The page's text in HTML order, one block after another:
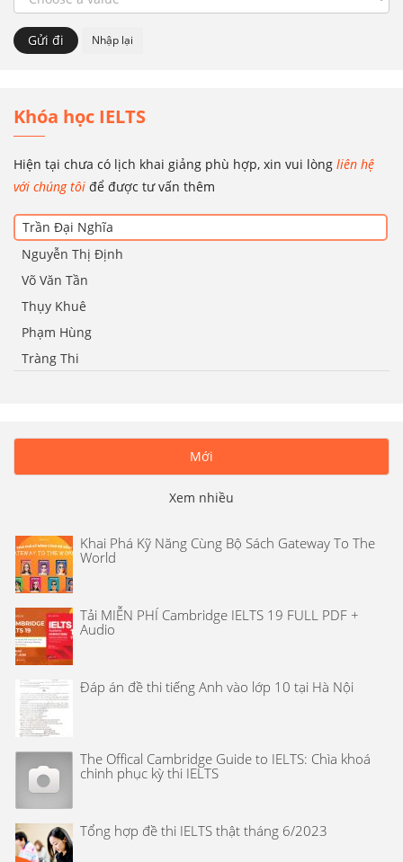
Khóa học IELTS
Hiện tại chưa có lịch khai giảng phù hợp, xin vui lòng liên hệ
với chúng tôi để được tư vấn thêm
Trần Đại Nghĩa
Nguyễn Thị Định
Võ Văn Tần
Thụy Khuê
Phạm Hùng
Tràng Thi
Mới
Xem nhiều
Khai Phá Kỹ Năng Cùng Bộ Sách Gateway To The
World
Tải MIỄN PHÍ Cambridge IELTS 19 FULL PDF +
Audio
Đáp án đề thi tiếng Anh vào lớp 10 tại Hà Nội
The Offical Cambridge Guide to IELTS: Chìa khoá
chinh phục kỳ thi IELTS
Tổng hợp đề thi IELTS thật tháng 6/2023